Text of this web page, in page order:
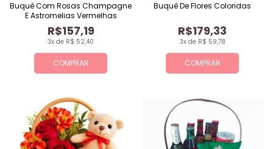
COMPRAR
3x de R$ 52,40
R$157,19
Buquê Com Rosas Champagne
E Astromelias Vermelhas
COMPRAR
3x de R$ 59,78
R$179,33
Buquê De Flores Coloridas